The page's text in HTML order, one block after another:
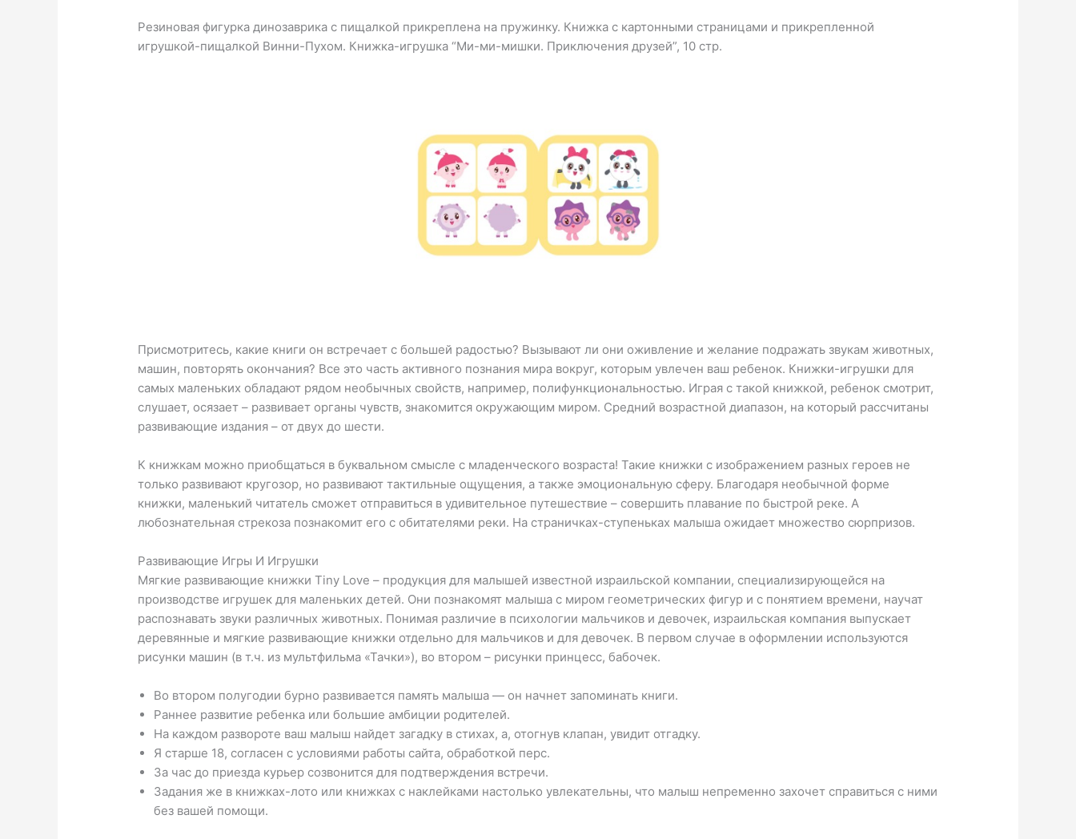
Резиновая фигурка динозаврика с пищалкой прикреплена на пружинку. Книжка с картонными страницами и прикрепленной
игрушкой-пищалкой Винни-Пухом. Книжка-игрушка “Ми-ми-мишки. Приключения друзей”, 10 стр.
Присмотритесь, какие книги он встречает с большей радостью? Вызывают ли они оживление и желание подражать звукам животных,
машин, повторять окончания? Все это часть активного познания мира вокруг, которым увлечен ваш ребенок. Книжки-игрушки для
самых маленьких обладают рядом необычных свойств, например, полифункциональностью. Играя с такой книжкой, ребенок смотрит,
слушает, осязает – развивает органы чувств, знакомится окружающим миром. Средний возрастной диапазон, на который рассчитаны
развивающие издания – от двух до шести.
К книжкам можно приобщаться в буквальном смысле с младенческого возраста! Такие книжки с изображением разных героев не
только развивают кругозор, но развивают тактильные ощущения, а также эмоциональную сферу. Благодаря необычной форме
книжки, маленький читатель сможет отправиться в удивительное путешествие – совершить плавание по быстрой реке. А
любознательная стрекоза познакомит его с обитателями реки. На страничках-ступеньках малыша ожидает множество сюрпризов.
Развивающие Игры И Игрушки
Мягкие развивающие книжки Tiny Love – продукция для малышей известной израильской компании, специализирующейся на
производстве игрушек для маленьких детей. Они познакомят малыша с миром геометрических фигур и с понятием времени, научат
распознавать звуки различных животных. Понимая различие в психологии мальчиков и девочек, израильская компания выпускает
деревянные и мягкие развивающие книжки отдельно для мальчиков и для девочек. В первом случае в оформлении используются
рисунки машин (в т.ч. из мультфильма «Тачки»), во втором – рисунки принцесс, бабочек.
Во втором полугодии бурно развивается память малыша — он начнет запоминать книги.
Раннее развитие ребенка или большие амбиции родителей.
На каждом развороте ваш малыш найдет загадку в стихах, а, отогнув клапан, увидит отгадку.
Я старше 18, согласен с условиями работы сайта, обработкой перс.
За час до приезда курьер созвонится для подтверждения встречи.
Задания же в книжках-лото или книжках с наклейками настолько увлекательны, что малыш непременно захочет справиться с ними
без вашей помощи.